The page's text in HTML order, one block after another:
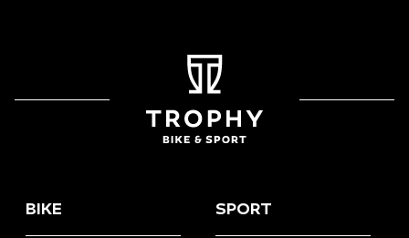
BIKE SPORT